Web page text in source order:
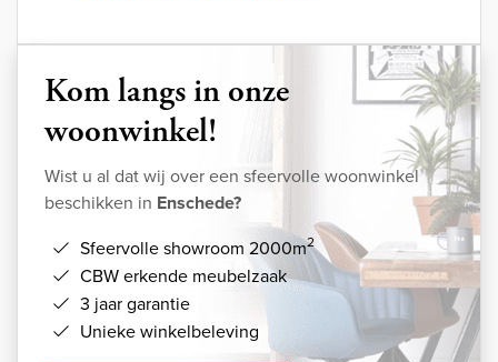
Kom langs in onze
woonwinkel!
Wist u al dat wij over een sfeervolle woonwinkel
beschikken in Enschede?
Sfeervolle showroom 2000m2
CBW erkende meubelzaak
3 jaar garantie
Unieke winkelbeleving